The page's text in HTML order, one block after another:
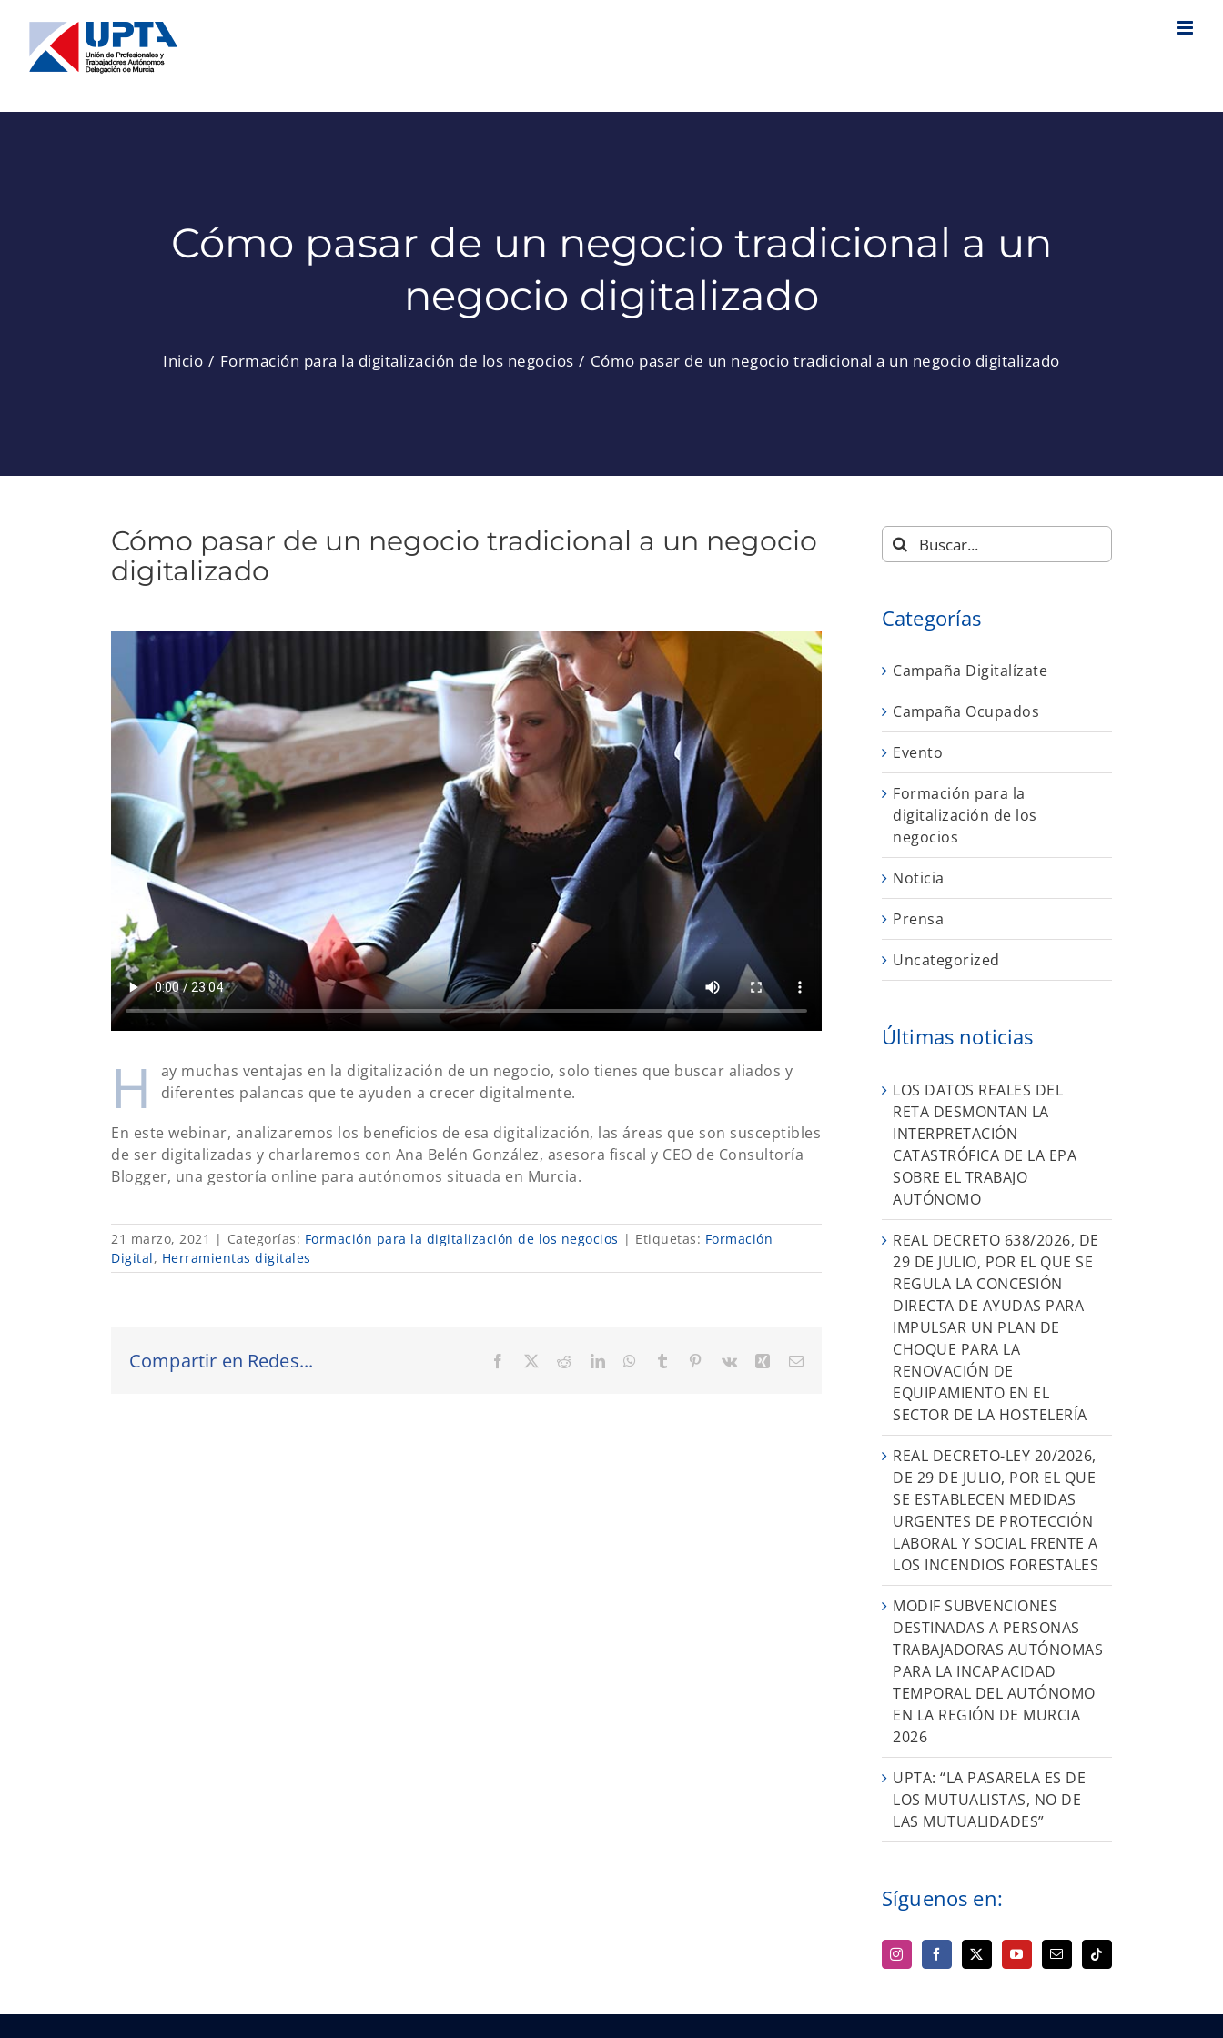
contenido
Cómo pasar de un negocio tradicional a un
negocio digitalizado
Inicio Formación para la digitalización de los negocios Cómo pasar de un negocio tradicional a un negocio digitalizado
Cómo pasar de un negocio tradicional a un negocio
digitalizado
H
ay muchas ventajas en la digitalización de un negocio, solo tienes que buscar aliados y
diferentes palancas que te ayuden a crecer digitalmente.
En este webinar, analizaremos los beneficios de esa digitalización, las áreas que son susceptibles
de ser digitalizadas y charlaremos con Ana Belén González, asesora fiscal y CEO de Consultoría
Blogger, una gestoría online para autónomos situada en Murcia.
21 marzo, 2021 | Categorías: Formación para la digitalización de los negocios | Etiquetas: Formación
Digital, Herramientas digitales
Compartir en Redes... Facebook RedditLinkedInWhatsApp
Tumblr Pinterest
Vk XingCorreo
Buscar:
Categorías
Campaña Digitalízate
Campaña Ocupados
Evento
Formación para la
digitalización de los
negocios
Noticia
Prensa
Uncategorized
Últimas noticias
LOS DATOS REALES DEL
RETA DESMONTAN LA
INTERPRETACIÓN
CATASTRÓFICA DE LA EPA
SOBRE EL TRABAJO
AUTÓNOMO
REAL DECRETO 638/2026, DE
29 DE JULIO, POR EL QUE SE
REGULA LA CONCESIÓN
DIRECTA DE AYUDAS PARA
IMPULSAR UN PLAN DE
CHOQUE PARA LA
RENOVACIÓN DE
EQUIPAMIENTO EN EL
SECTOR DE LA HOSTELERÍA
REAL DECRETO-LEY 20/2026,
DE 29 DE JULIO, POR EL QUE
SE ESTABLECEN MEDIDAS
URGENTES DE PROTECCIÓN
LABORAL Y SOCIAL FRENTE A
LOS INCENDIOS FORESTALES
MODIF SUBVENCIONES
DESTINADAS A PERSONAS
TRABAJADORAS AUTÓNOMAS
PARA LA INCAPACIDAD
TEMPORAL DEL AUTÓNOMO
EN LA REGIÓN DE MURCIA
2026
UPTA: “LA PASARELA ES DE
LOS MUTUALISTAS, NO DE
LAS MUTUALIDADES”
Síguenos en: